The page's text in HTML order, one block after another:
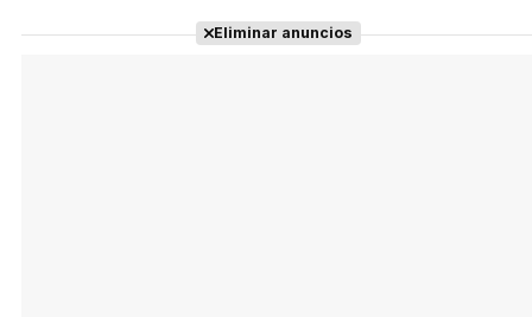
Eliminar anuncios